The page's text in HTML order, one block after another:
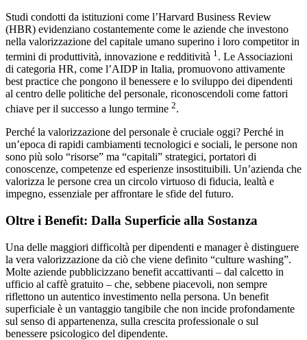
Studi condotti da istituzioni come l’Harvard Business Review
(HBR) evidenziano costantemente come le aziende che investono
nella valorizzazione del capitale umano superino i loro competitor in
termini di produttività, innovazione e redditività 1 . Le Associazioni
di categoria HR, come l’AIDP in Italia, promuovono attivamente
best practice che pongono il benessere e lo sviluppo dei dipendenti
al centro delle politiche del personale, riconoscendoli come fattori
chiave per il successo a lungo termine 2.
Perché la valorizzazione del personale è cruciale oggi? Perché in
un’epoca di rapidi cambiamenti tecnologici e sociali, le persone non
sono più solo “risorse” ma “capitali” strategici, portatori di
conoscenze, competenze ed esperienze insostituibili. Un’azienda che
valorizza le persone crea un circolo virtuoso di fiducia, lealtà e
impegno, essenziale per affrontare le sfide del futuro.
Oltre i Benefit: Dalla Superficie alla Sostanza
Una delle maggiori difficoltà per dipendenti e manager è distinguere
la vera valorizzazione da ciò che viene definito “culture washing”.
Molte aziende pubblicizzano benefit accattivanti – dal calcetto in
ufficio al caffè gratuito – che, sebbene piacevoli, non sempre
riflettono un autentico investimento nella persona. Un benefit
superficiale è un vantaggio tangibile che non incide profondamente
sul senso di appartenenza, sulla crescita professionale o sul
benessere psicologico del dipendente.